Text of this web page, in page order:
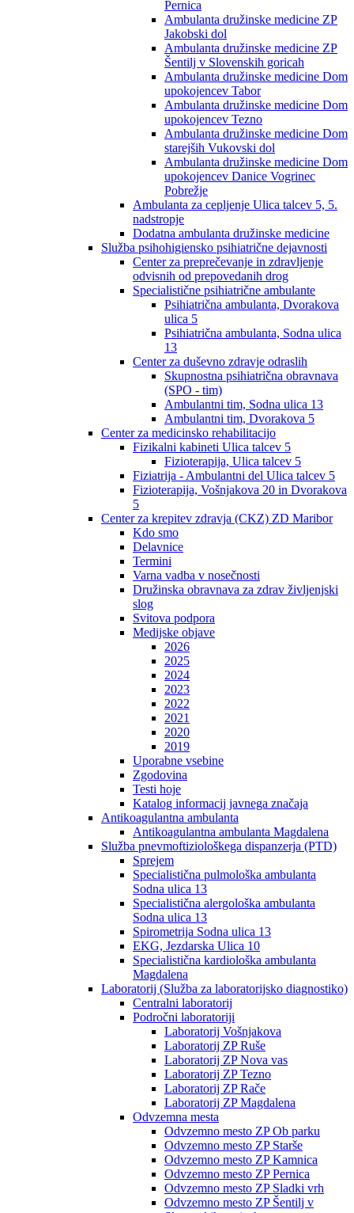
Pernica
Ambulanta družinske medicine ZP
Jakobski dol
Ambulanta družinske medicine ZP
Šentilj v Slovenskih goricah
Ambulanta družinske medicine Dom
upokojencev Tabor
Ambulanta družinske medicine Dom
upokojencev Tezno
Ambulanta družinske medicine Dom
starejših Vukovski dol
Ambulanta družinske medicine Dom
upokojencev Danice Vogrinec
Pobrežje
Ambulanta za cepljenje Ulica talcev 5, 5.
nadstropje
Dodatna ambulanta družinske medicine
Služba psihohigiensko psihiatrične dejavnosti
Center za preprečevanje in zdravljenje
odvisnih od prepovedanih drog
Specialistične psihiatrične ambulante
Psihiatrična ambulanta, Dvorakova
ulica 5
Psihiatrična ambulanta, Sodna ulica
13
Center za duševno zdravje odraslih
Skupnostna psihiatrična obravnava
(SPO - tim)
Ambulantni tim, Sodna ulica 13
Ambulantni tim, Dvorakova 5
Center za medicinsko rehabilitacijo
Fizikalni kabineti Ulica talcev 5
Fizioterapija, Ulica talcev 5
Fiziatrija - Ambulantni del Ulica talcev 5
Fizioterapija, Vošnjakova 20 in Dvorakova
5
Center za krepitev zdravja (CKZ) ZD Maribor
Kdo smo
Delavnice
Termini
Varna vadba v nosečnosti
Družinska obravnava za zdrav življenjski
slog
Svitova podpora
Medijske objave
2026
2025
2024
2023
2022
2021
2020
2019
Uporabne vsebine
Zgodovina
Testi hoje
Katalog informacij javnega značaja
Antikoagulantna ambulanta
Antikoagulantna ambulanta Magdalena
Služba pnevmoftiziološkega dispanzerja (PTD)
Sprejem
Specialistična pulmološka ambulanta
Sodna ulica 13
Specialistična alergološka ambulanta
Sodna ulica 13
Spirometrija Sodna ulica 13
EKG, Jezdarska Ulica 10
Specialistična kardiološka ambulanta
Magdalena
Laboratorij (Služba za laboratorijsko diagnostiko)
Centralni laboratorij
Področni laboratoriji
Laboratorij Vošnjakova
Laboratorij ZP Ruše
Laboratorij ZP Nova vas
Laboratorij ZP Tezno
Laboratorij ZP Rače
Laboratorij ZP Magdalena
Odvzemna mesta
Odvzemno mesto ZP Ob parku
Odvzemno mesto ZP Starše
Odvzemno mesto ZP Kamnica
Odvzemno mesto ZP Pernica
Odvzemno mesto ZP Sladki vrh
Odvzemno mesto ZP Šentilj v